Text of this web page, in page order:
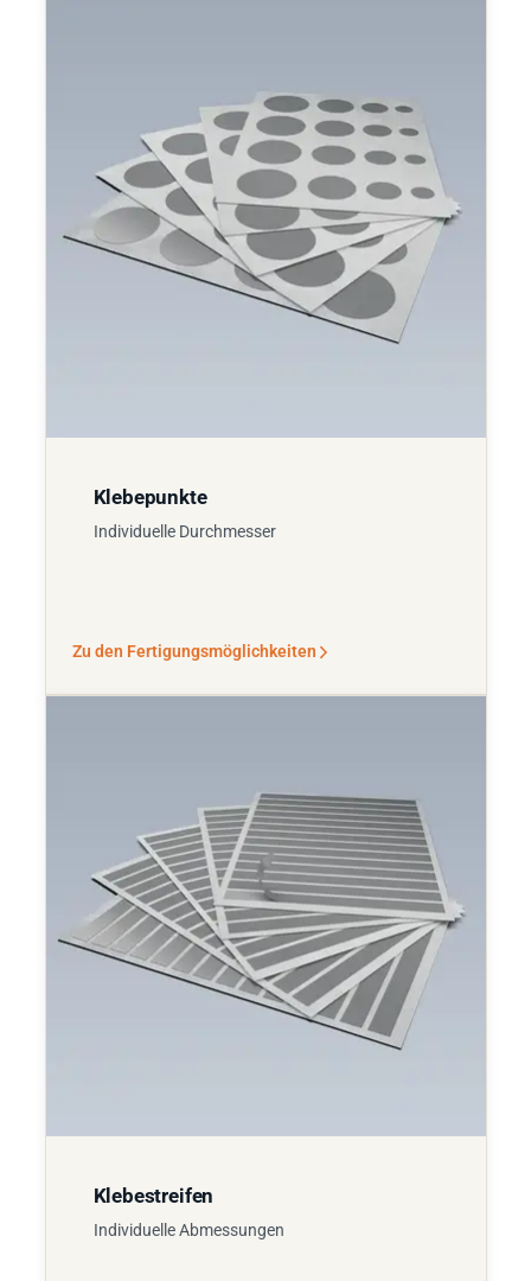
Klebepunkte
Individuelle Durchmesser
Zu den Fertigungsmöglichkeiten
Klebestreifen
Individuelle Abmessungen